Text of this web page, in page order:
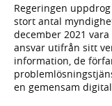
Regeringen
stort antal
december 2021
ansvar utifrån sitt
information, de
en gemensam